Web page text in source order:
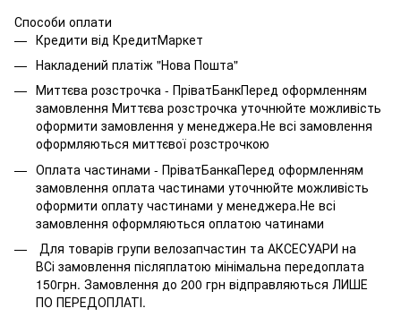
Способи оплати
Кредити від КредитМаркет
Накладений платіж "Нова Пошта"
Миттєва розстрочка - ПріватБанкПеред оформленням
замовлення Миттєва розстрочка уточнюйте можливість
оформити замовлення у менеджера.Не всі замовлення
оформляються миттєвої розстрочкою
Оплата частинами - ПріватБанкаПеред оформленням
замовлення оплата частинами уточнюйте можливість
оформити оплату частинами у менеджера.Не всі
замовлення оформляються оплатою чатинами
Для товарів групи велозапчастин та АКСЕСУАРИ на
ВСі замовлення післяплатою мінімальна передоплата
150грн. Замовлення до 200 грн відправляються ЛИШЕ
ПО ПЕРЕДОПЛАТІ.